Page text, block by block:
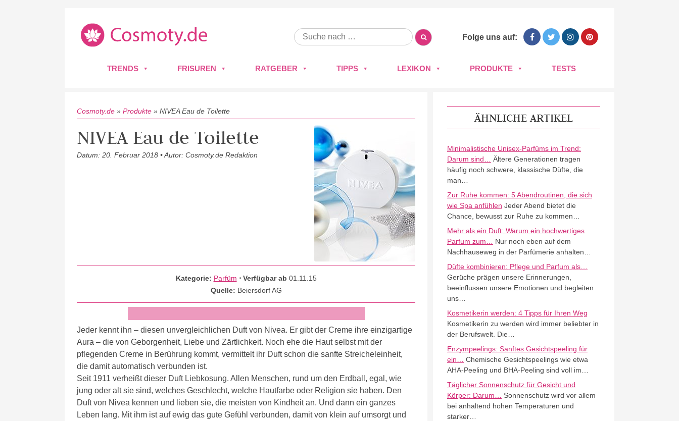
Folge uns auf:
TRENDS FRISUREN RATGEBER TIPPS LEXIKON PRODUKTE TESTS
Cosmoty.de » Produkte » NIVEA Eau de Toilette
NIVEA Eau de Toilette
Datum: 20. Februar 2018 • Autor: Cosmoty.de Redaktion
Kategorie: Parfüm ⋅ Verfügbar ab 01.11.15
Quelle: Beiersdorf AG
Jeder kennt ihn – diesen unvergleichlichen Duft von Nivea. Er gibt der Creme ihre einzigartige
Aura – die von Geborgenheit, Liebe und Zärtlichkeit. Noch ehe die Haut selbst mit der
pflegenden Creme in Berührung kommt, vermittelt ihr Duft schon die sanfte Streicheleinheit,
die damit automatisch verbunden ist.
Seit 1911 verheißt dieser Duft Liebkosung. Allen Menschen, rund um den Erdball, egal, wie
jung oder alt sie sind, welches Geschlecht, welche Hautfarbe oder Religion sie haben. Den
Duft von Nivea kennen und lieben sie, die meisten von Kindheit an. Und dann ein ganzes
Leben lang. Mit ihm ist auf ewig das gute Gefühl verbunden, damit von klein auf umsorgt und
ÄHNLICHE ARTIKEL
Minimalistische Unisex-Parfüms im Trend:
Darum sind…
Ältere Generationen tragen
häufig noch schwere, klassische Düfte, die
man…
Zur Ruhe kommen: 5 Abendroutinen, die sich
wie Spa anfühlen Jeder Abend bietet die
Chance, bewusst zur Ruhe zu kommen…
Mehr als ein Duft: Warum ein hochwertiges
Parfum zum…
Nur noch eben auf dem
Nachhauseweg in der Parfümerie anhalten…
Düfte kombinieren: Pflege und Parfum als…
Gerüche prägen unsere Erinnerungen,
beeinflussen unsere Emotionen und begleiten
uns…
Kosmetikerin werden: 4 Tipps für Ihren Weg
Kosmetikerin zu werden wird immer beliebter in
der Berufswelt. Die…
Enzympeelings: Sanftes Gesichtspeeling für
ein…
Chemische Gesichtspeelings wie etwa
AHA-Peeling und BHA-Peeling sind voll im…
Täglicher Sonnenschutz für Gesicht und
Körper: Darum…
Sonnenschutz wird vor allem
bei anhaltend hohen Temperaturen und
starker…